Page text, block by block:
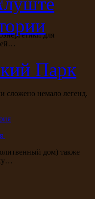
для
сложено немало легенд.
дом) также
Парк